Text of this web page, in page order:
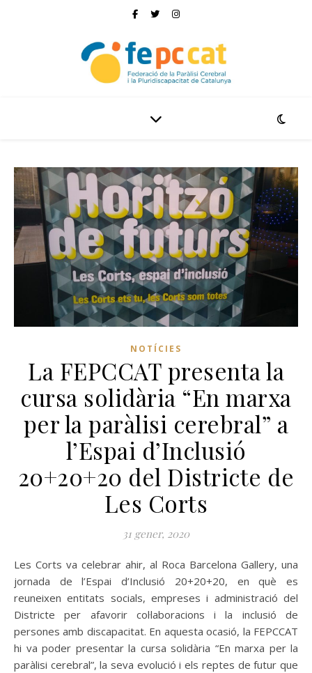
NOTÍCIES
La FEPCCAT presenta la
cursa solidària “En marxa
per la paràlisi cerebral” a
l’Espai d’Inclusió
20+20+20 del Districte de
Les Corts
31 gener, 2020
Les Corts va celebrar ahir, al Roca Barcelona Gallery, una
jornada de l’Espai d’Inclusió 20+20+20, en què es
reuneixen entitats socials, empreses i administració del
Districte per afavorir col·laboracions i la inclusió de
persones amb discapacitat. En aquesta ocasió, la FEPCCAT
hi va poder presentar la cursa solidària “En marxa per la
paràlisi cerebral”, la seva evolució i els reptes de futur que